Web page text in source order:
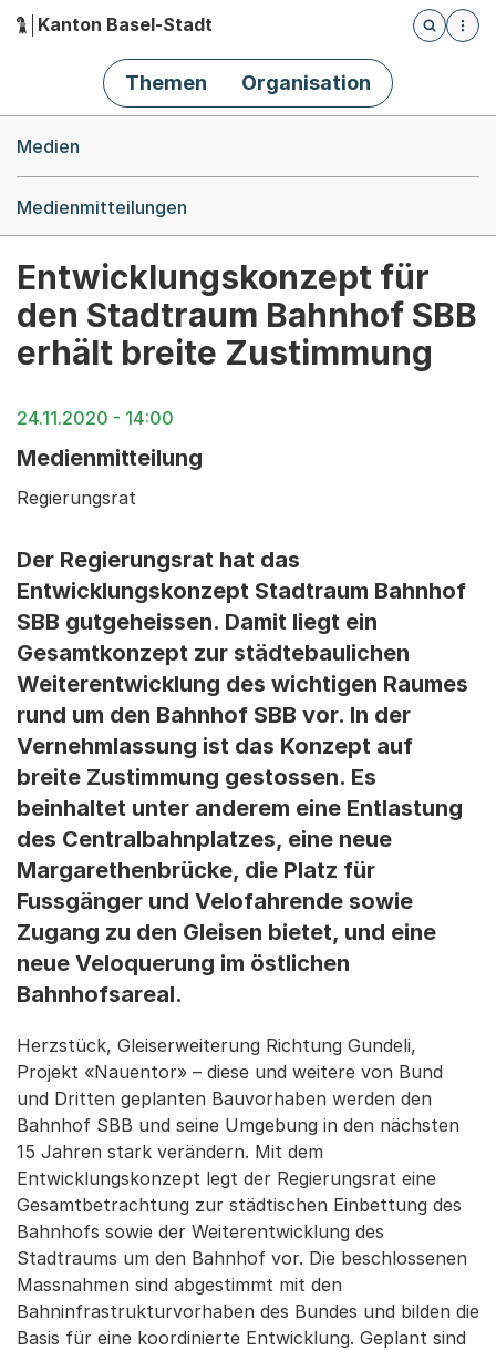
Hauptnavigation
Kanton Basel-Stadt
Öffnet
Themen Organisation
Medien
Medienmitteilungen
Entwicklungskonzept für
den Stadtraum Bahnhof SBB
erhält breite Zustimmung
24.11.2020 - 14:00
Medienmitteilung
Regierungsrat
Der Regierungsrat hat das
Entwicklungskonzept Stadtraum Bahnhof
SBB gutgeheissen. Damit liegt ein
Gesamtkonzept zur städtebaulichen
Weiterentwicklung des wichtigen Raumes
rund um den Bahnhof SBB vor. In der
Vernehmlassung ist das Konzept auf
breite Zustimmung gestossen. Es
beinhaltet unter anderem eine Entlastung
des Centralbahnplatzes, eine neue
Margarethenbrücke, die Platz für
Fussgänger und Velofahrende sowie
Zugang zu den Gleisen bietet, und eine
neue Veloquerung im östlichen
Bahnhofsareal.
Herzstück, Gleiserweiterung Richtung Gundeli,
Projekt «Nauentor» – diese und weitere von Bund
und Dritten geplanten Bauvorhaben werden den
Bahnhof SBB und seine Umgebung in den nächsten
15 Jahren stark verändern. Mit dem
Entwicklungskonzept legt der Regierungsrat eine
Gesamtbetrachtung zur städtischen Einbettung des
Bahnhofs sowie der Weiterentwicklung des
Stadtraums um den Bahnhof vor. Die beschlossenen
Massnahmen sind abgestimmt mit den
Bahninfrastrukturvorhaben des Bundes und bilden die
Basis für eine koordinierte Entwicklung. Geplant sind